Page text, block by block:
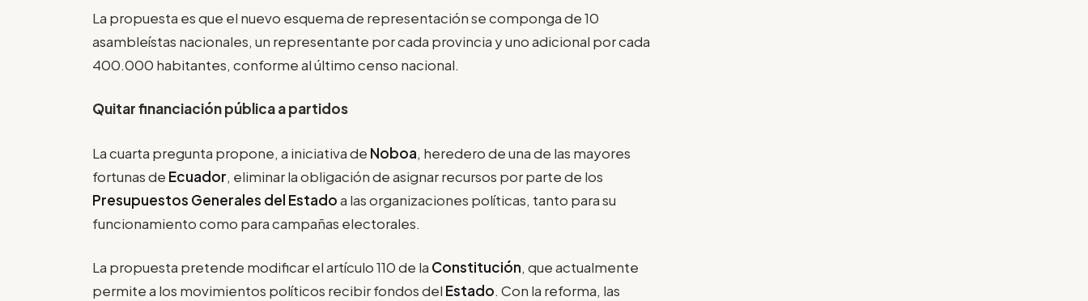
La propuesta es que el nuevo esquema de representación se componga de 10
asambleístas nacionales, un representante por cada provincia y uno adicional por cada
400.000 habitantes, conforme al último censo nacional.
Quitar financiación pública a partidos
La cuarta pregunta propone, a iniciativa de Noboa, heredero de una de las mayores
fortunas de Ecuador, eliminar la obligación de asignar recursos por parte de los
Presupuestos Generales del Estadoa las organizaciones políticas, tanto para su
funcionamiento como para campañas electorales.
La propuesta pretende modificar el artículo 110 de la Constitución, que actualmente
permite a los movimientos políticos recibir fondos del Estado. Con la reforma, las